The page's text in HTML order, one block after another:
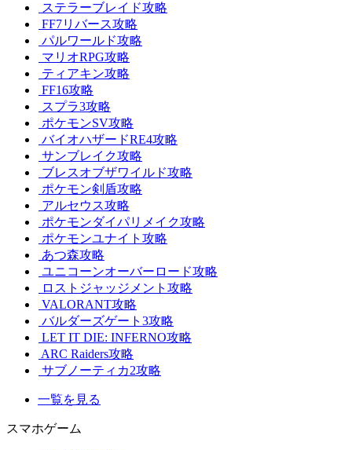
ステラーブレイド攻略
FF7リバース攻略
パルワールド攻略
マリオRPG攻略
ティアキン攻略
FF16攻略
スプラ3攻略
ポケモンSV攻略
バイオハザードRE4攻略
サンブレイク攻略
ブレスオブザワイルド攻略
ポケモン剣盾攻略
アルセウス攻略
ポケモンダイパリメイク攻略
ポケモンユナイト攻略
あつ森攻略
ユニコーンオーバーロード攻略
ロストジャッジメント攻略
VALORANT攻略
バルダーズゲート3攻略
LET IT DIE: INFERNO攻略
ARC Raiders攻略
サブノーティカ2攻略
一覧を見る
スマホゲーム